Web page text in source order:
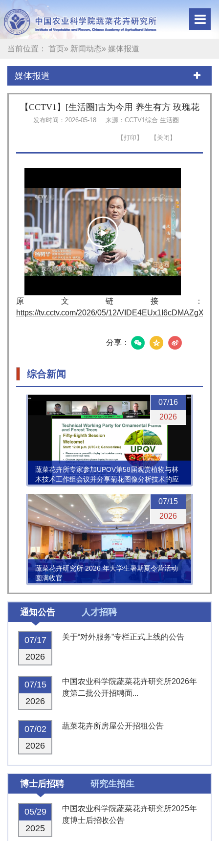
当前位置： 首页» 新闻动态» 媒体报道
媒体报道
【CCTV1】[生活圈]古为今用 养生有方 玫瑰花
发布时间：2026-05-18 来源：CCTV1综合 生活圈
Play
Video
原文链接：
https://tv.cctv.com/2026/05/12/
分享：
综合新闻
07/16
2026
蔬菜花卉所专家参加UPOV第58届观赏植物与林
木技术工作组会议并分享菊花图像分析技术的应
用进展
07/15
2026
蔬菜花卉研究所 2026 年大学生暑期夏令营活动
圆满收官
通知公告 人才招聘
07/17
2026
关于“对外服务”专栏正式上线的公告
07/15
2026
中国农业科学院蔬菜花卉研究所2026年
度第二批公开招聘面...
07/02
2026
蔬菜花卉所房屋公开招租公告
博士后招聘 研究生招生
05/29
2025
中国农业科学院蔬菜花卉研究所2025年
度博士后招收公告